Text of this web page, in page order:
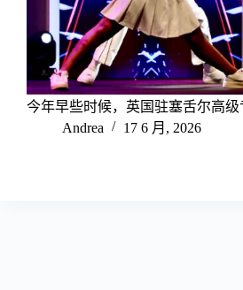
今年早些时候，英国驻塞舌尔高
Andrea
17 6 月, 2026